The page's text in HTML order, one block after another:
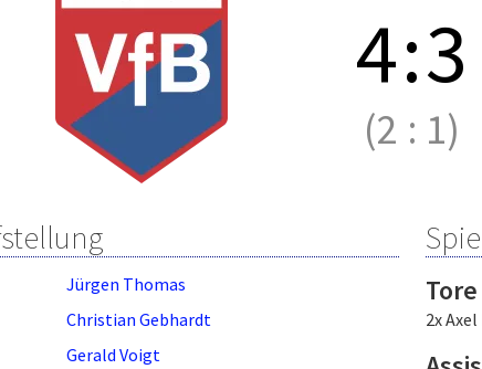
4:3
(2 : 1)
Jürgen Thomas
Christian Gebhardt
Gerald Voigt
Tore
2x